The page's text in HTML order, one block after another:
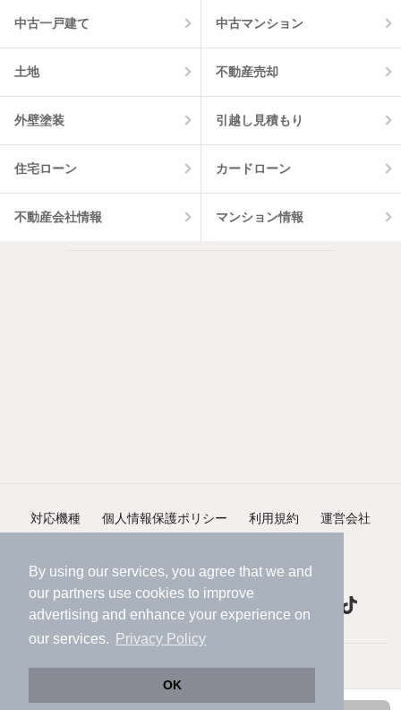
By using our services, you agree that we and
our partners use cookies to improve
advertising and enhance your experience on
our services.
Privacy Policy
OK
中古一戸建て 中古マンション
土地 不動産売却
外壁塗装 引越し見積もり
住宅ローン カードローン
不動産会社情報 マンション情報
対応機種 個人情報保護ポリシー 利用規約 運営会社
©NIFTY Lifestyle Co., Ltd.